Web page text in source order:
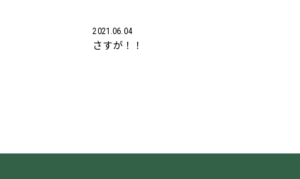
2021.06.04
さすが！！